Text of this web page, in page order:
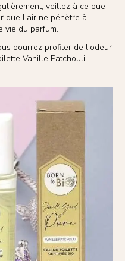
veillez à ce que
que l'air ne pénètre à
vie du parfum.
pourrez profiter de l'odeur
Vanille Patchouli